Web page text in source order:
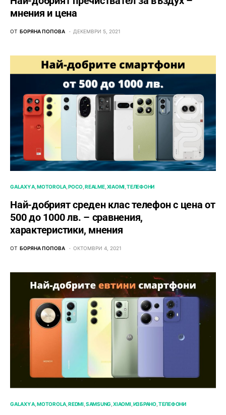
мнения и цена
ОТ БОРЯНА ПОПОВА ДЕКЕМВРИ 5, 2021
GALAXY A MOTOROLA POCO REALME XIAOMI ТЕЛЕФОНИ
Най-добрият среден клас телефон с цена от
500 до 1000 лв. – сравнения,
характеристики, мнения
ОТ БОРЯНА ПОПОВА ОКТОМВРИ 4, 2021
GALAXY A MOTOROLA REDMI SAMSUNG XIAOMI ИЗБРАНО ТЕЛЕФОНИ